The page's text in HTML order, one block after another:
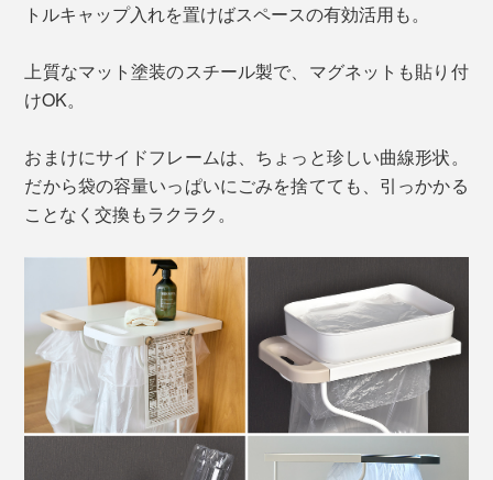
トルキャップ入れを置けばスペースの有効活用も。
上質なマット塗装のスチール製で、マグネットも貼り付
けOK。
おまけにサイドフレームは、ちょっと珍しい曲線形状。
だから袋の容量いっぱいにごみを捨てても、引っかかる
ことなく交換もラクラク。